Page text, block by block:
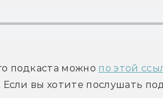
подкаста можно по этой
вы хотите послушать